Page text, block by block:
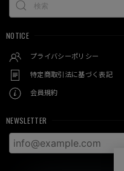
NOTICE
プライバシーポリシー
特定商取引法に基づく表記
会員規約
NEWSLETTER